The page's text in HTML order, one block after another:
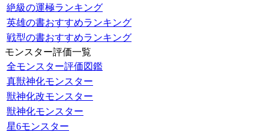
絶級の運極ランキング
英雄の書おすすめランキング
戦型の書おすすめランキング
モンスター評価一覧
全モンスター評価図鑑
真獣神化モンスター
獣神化改モンスター
獣神化モンスター
星6モンスター